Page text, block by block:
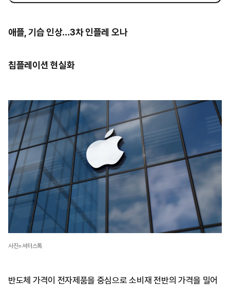
애플, 기습 인상…3차 인플레 오나
칩플레이션 현실화
사진=셔터스톡
반도체 가격이 전자제품을 중심으로 소비재 전반의 가격을 밀어